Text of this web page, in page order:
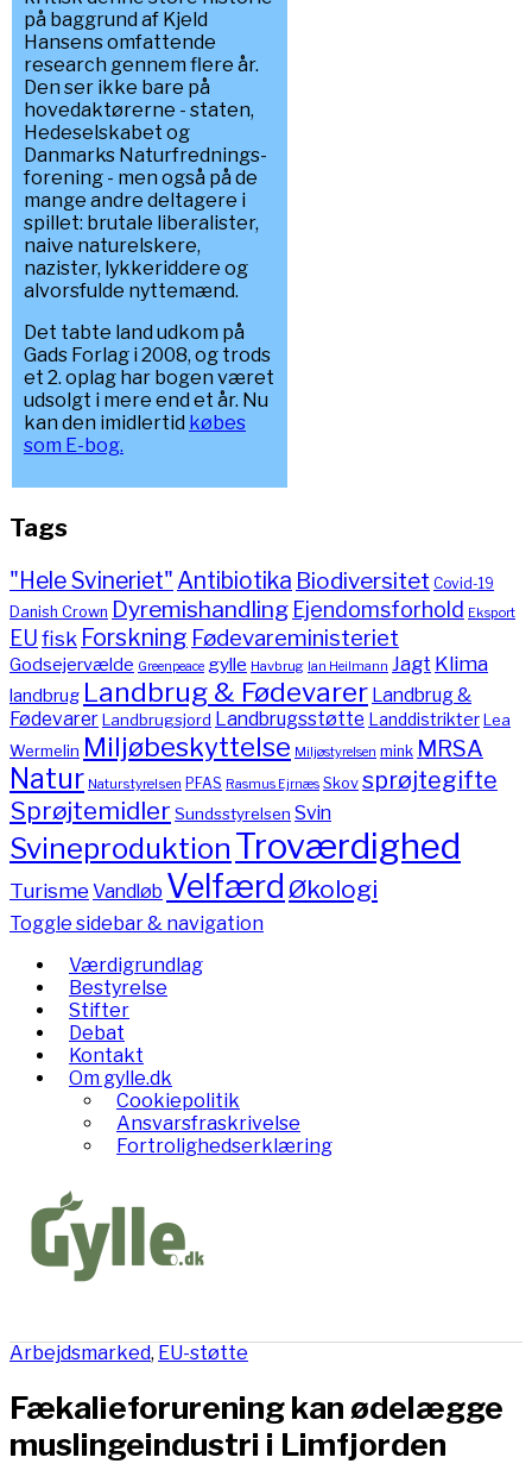
på baggrund af Kjeld
Hansens omfattende
research gennem flere år.
Den ser ikke bare på
hovedaktørerne - staten,
Hedeselskabet og
Danmarks Naturfrednings-
forening - men også på de
mange andre deltagere i
spillet: brutale liberalister,
naive naturelskere,
nazister, lykkeriddere og
alvorsfulde nyttemænd.
Det tabte land udkom på
Gads Forlag i 2008, og trods
et 2. oplag har bogen været
udsolgt i mere end et år. Nu
kan den imidlertid købes
som E-bog.
Tags
"Hele Svineriet" Antibiotika Biodiversitet Covid-19
Danish Crown Dyremishandling Ejendomsforhold Eksport
EUfisk Forskning Fødevareministeriet
Godsejervælde Greenpeace gylle Havbrug Ian Heilmann Jagt Klima
landbrug Landbrug & Fødevarer Landbrug &
FødevarerLandbrugsjord Landbrugsstøtte LanddistrikterLea
Wermelin Miljøbeskyttelse Miljøstyrelsen mink MRSA
Natur Naturstyrelsen PFAS Rasmus Ejrnæs Skov sprøjtegifte
Sprøjtemidler Sundsstyrelsen Svin
Svineproduktion Troværdighed
TurismeVandløb Velfærd Økologi
Toggle sidebar & navigation
Værdigrundlag
Bestyrelse
Stifter
Debat
Kontakt
Om gylle.dk
Cookiepolitik
Ansvarsfraskrivelse
Fortrolighedserklæring
Arbejdsmarked, EU-støtte
Fækalieforurening kan ødelægge
muslingeindustri i Limfjorden